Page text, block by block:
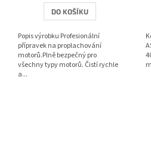
DO KOŠÍKU
Popis výrobku Profesionální
přípravek na proplachování
motorů.Plně bezpečný pro
všechny typy motorů. Čistí rychle
a...